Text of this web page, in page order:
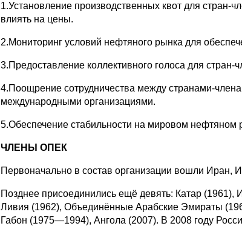
1.Установление производственных квот для
влиять на цены.
2.Мониторинг условий нефтяного рынка для
3.Предоставление коллективного голоса для
4.Поощрение сотрудничества между странами-
международными организациями.
5.Обеспечение стабильности на мировом
ЧЛЕНЫ ОПЕК
Первоначально в состав организации вошли Иран,
Позднее присоединились ещё девять: Катар
Ливия (1962), Объединённые Арабские Эмираты
Габон (1975—1994), Ангола (2007). В 2008 году